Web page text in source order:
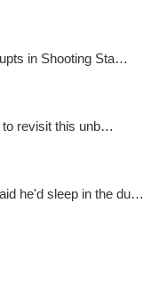
in Shooting Sta…
to revisit this unb…
he'd sleep in the du…